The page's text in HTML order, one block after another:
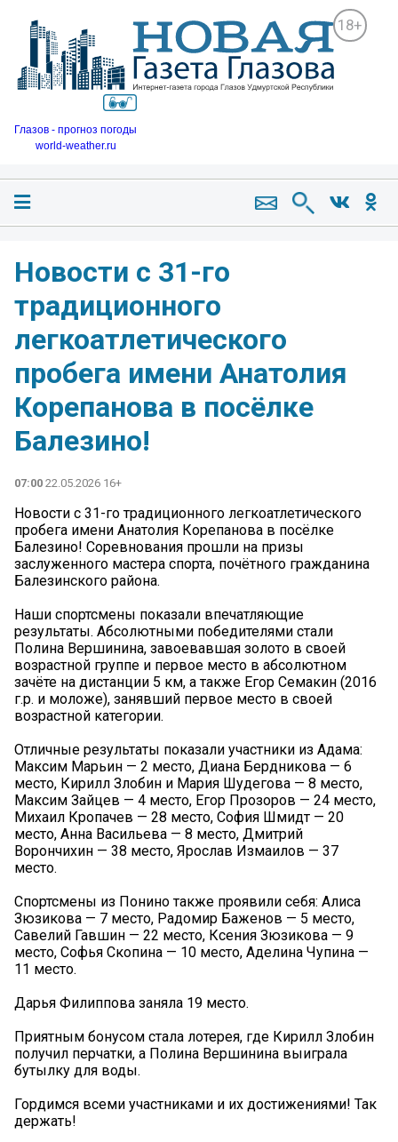
18+
Глазов - прогноз погоды
world-weather.ru
Новости с 31-го
традиционного
легкоатлетического
пробега имени Анатолия
Корепанова в посёлке
Балезино!
07:00 22.05.2026 16+
Новости с 31-го традиционного легкоатлетического
пробега имени Анатолия Корепанова в посёлке
Балезино! Соревнования прошли на призы
заслуженного мастера спорта, почётного гражданина
Балезинского района.
Наши спортсмены показали впечатляющие
результаты. Абсолютными победителями стали
Полина Вершинина, завоевавшая золото в своей
возрастной группе и первое место в абсолютном
зачёте на дистанции 5 км, а также Егор Семакин (2016
г.р. и моложе), занявший первое место в своей
возрастной категории.
Отличные результаты показали участники из Адама:
Максим Марьин — 2 место, Диана Бердникова — 6
место, Кирилл Злобин и Мария Шудегова — 8 место,
Максим Зайцев — 4 место, Егор Прозоров — 24 место,
Михаил Кропачев — 28 место, София Шмидт — 20
место, Анна Васильева — 8 место, Дмитрий
Ворончихин — 38 место, Ярослав Измаилов — 37
место.
Спортсмены из Понино также проявили себя: Алиса
Зюзикова — 7 место, Радомир Баженов — 5 место,
Савелий Гавшин — 22 место, Ксения Зюзикова — 9
место, Софья Скопина — 10 место, Аделина Чупина —
11 место.
Дарья Филиппова заняла 19 место.
Приятным бонусом стала лотерея, где Кирилл Злобин
получил перчатки, а Полина Вершинина выиграла
бутылку для воды.
Гордимся всеми участниками и их достижениями! Так
держать!